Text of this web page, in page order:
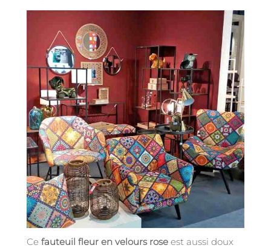
Ce fauteuil fleur en velours rose est aussi doux